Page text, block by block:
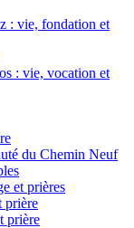
: vie, fondation et
: vie, vocation et
du Chemin Neuf
et prières
prière
prière